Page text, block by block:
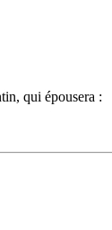
qui épousera :